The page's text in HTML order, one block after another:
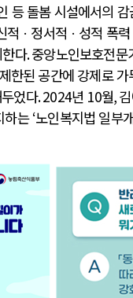
등 돌봄 시설에서의
ㆍ정서적ㆍ성적 폭
다.중앙노인보호전
한된 공간에 강제로 가
었다. 2024년 10월,
하는‘노인복지법 일부